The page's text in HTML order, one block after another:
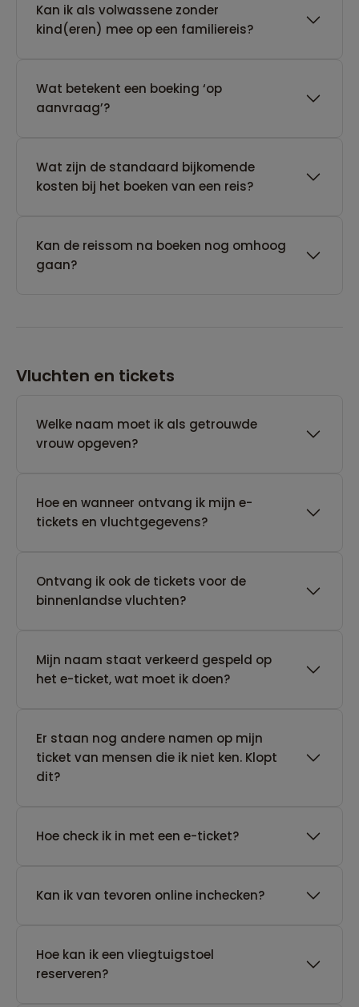
Kan ik als volwassene zonder
kind(eren) mee op een familiereis?
Wat betekent een boeking ‘op
aanvraag’?
Wat zijn de standaard bijkomende
kosten bij het boeken van een reis?
Kan de reissom na boeken nog omhoog
gaan?
Vluchten en tickets
Welke naam moet ik als getrouwde
vrouw opgeven?
Hoe en wanneer ontvang ik mijn e-
tickets en vluchtgegevens?
Ontvang ik ook de tickets voor de
binnenlandse vluchten?
Mijn naam staat verkeerd gespeld op
het e-ticket, wat moet ik doen?
Er staan nog andere namen op mijn
ticket van mensen die ik niet ken. Klopt
dit?
Hoe check ik in met een e-ticket?
Kan ik van tevoren online inchecken?
Hoe kan ik een vliegtuigstoel
reserveren?